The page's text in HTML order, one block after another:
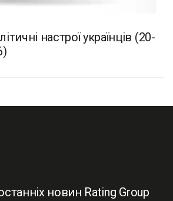
настрої українців (20-
новин Rating Group